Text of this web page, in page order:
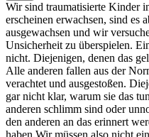
Wir sind traumatisierte Kinder
erscheinen erwachsen, sind es
ausgewachsen und wir
Unsicherheit zu überspielen.
nicht. Diejenigen, denen das
Alle anderen fallen aus der
verachtet und ausgestoßen.
gar nicht klar, warum sie das
anderen schlimm sind oder
den anderen an das erinnert
haben.Wir müssen also nicht